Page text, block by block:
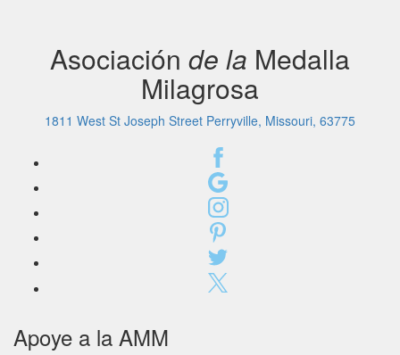
Asociación de la Medalla
Milagrosa
1811 West St Joseph Street Perryville, Missouri, 63775
Apoye a la AMM